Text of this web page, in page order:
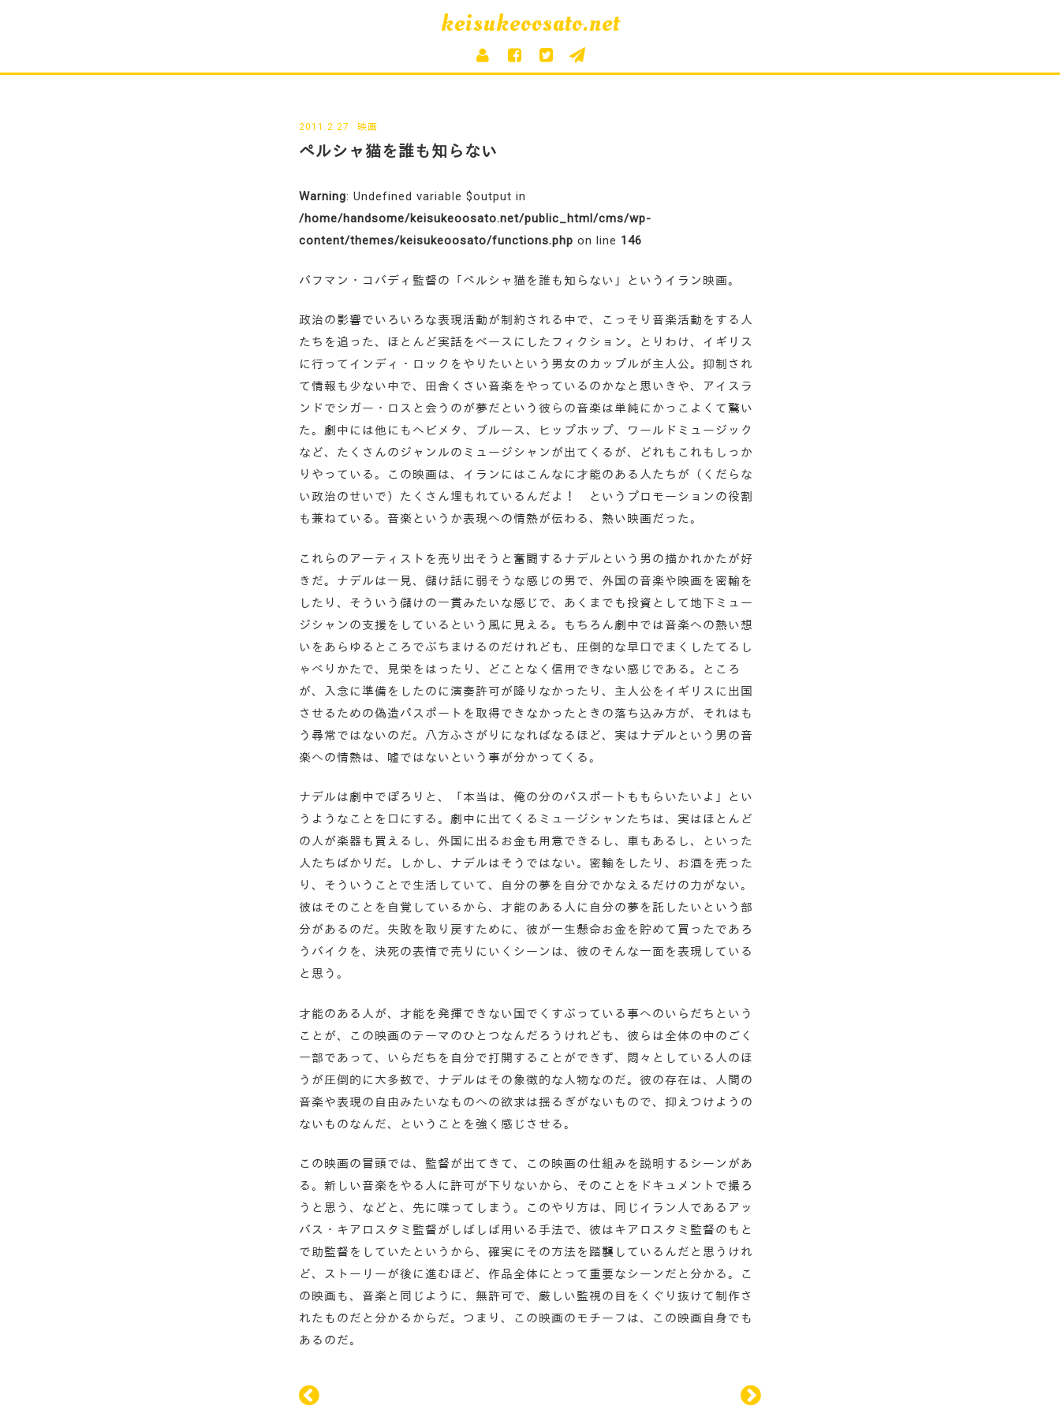
keisukeoosato.net
2011.2.27 映画
ペルシャ猫を誰も知らない
Warning: Undefined variable $output in
/home/handsome/keisukeoosato.net/public_html/cms/wp-
content/themes/keisukeoosato/functions.php on line 146
バフマン・コバディ監督の「ペルシャ猫を誰も知らない」というイラン映画。
政治の影響でいろいろな表現活動が制約される中で、こっそり音楽活動をする人
たちを追った、ほとんど実話をベースにしたフィクション。とりわけ、イギリス
に行ってインディ・ロックをやりたいという男女のカップルが主人公。抑制され
て情報も少ない中で、田舎くさい音楽をやっているのかなと思いきや、アイスラ
ンドでシガー・ロスと会うのが夢だという彼らの音楽は単純にかっこよくて驚い
た。劇中には他にもヘビメタ、ブルース、ヒップホップ、ワールドミュージック
など、たくさんのジャンルのミュージシャンが出てくるが、どれもこれもしっか
りやっている。この映画は、イランにはこんなに才能のある人たちが（くだらな
い政治のせいで）たくさん埋もれているんだよ！ というプロモーションの役割
も兼ねている。音楽というか表現への情熱が伝わる、熱い映画だった。
これらのアーティストを売り出そうと奮闘するナデルという男の描かれかたが好
きだ。ナデルは一見、儲け話に弱そうな感じの男で、外国の音楽や映画を密輸を
したり、そういう儲けの一貫みたいな感じで、あくまでも投資として地下ミュー
ジシャンの支援をしているという風に見える。もちろん劇中では音楽への熱い想
いをあらゆるところでぶちまけるのだけれども、圧倒的な早口でまくしたてるし
ゃべりかたで、見栄をはったり、どことなく信用できない感じである。ところ
が、入念に準備をしたのに演奏許可が降りなかったり、主人公をイギリスに出国
させるための偽造パスポートを取得できなかったときの落ち込み方が、それはも
う尋常ではないのだ。八方ふさがりになればなるほど、実はナデルという男の音
楽への情熱は、嘘ではないという事が分かってくる。
ナデルは劇中でぽろりと、「本当は、俺の分のパスポートももらいたいよ」とい
うようなことを口にする。劇中に出てくるミュージシャンたちは、実はほとんど
の人が楽器も買えるし、外国に出るお金も用意できるし、車もあるし、といった
人たちばかりだ。しかし、ナデルはそうではない。密輸をしたり、お酒を売った
り、そういうことで生活していて、自分の夢を自分でかなえるだけの力がない。
彼はそのことを自覚しているから、才能のある人に自分の夢を託したいという部
分があるのだ。失敗を取り戻すために、彼が一生懸命お金を貯めて買ったであろ
うバイクを、決死の表情で売りにいくシーンは、彼のそんな一面を表現している
と思う。
才能のある人が、才能を発揮できない国でくすぶっている事へのいらだちという
ことが、この映画のテーマのひとつなんだろうけれども、彼らは全体の中のごく
一部であって、いらだちを自分で打開することができず、悶々としている人のほ
うが圧倒的に大多数で、ナデルはその象徴的な人物なのだ。彼の存在は、人間の
音楽や表現の自由みたいなものへの欲求は揺るぎがないもので、抑えつけようの
ないものなんだ、ということを強く感じさせる。
この映画の冒頭では、監督が出てきて、この映画の仕組みを説明するシーンがあ
る。新しい音楽をやる人に許可が下りないから、そのことをドキュメントで撮ろ
うと思う、などと、先に喋ってしまう。このやり方は、同じイラン人であるアッ
バス・キアロスタミ監督がしばしば用いる手法で、彼はキアロスタミ監督のもと
で助監督をしていたというから、確実にその方法を踏襲しているんだと思うけれ
ど、ストーリーが後に進むほど、作品全体にとって重要なシーンだと分かる。こ
の映画も、音楽と同じように、無許可で、厳しい監視の目をくぐり抜けて制作さ
れたものだと分かるからだ。つまり、この映画のモチーフは、この映画自身でも
あるのだ。